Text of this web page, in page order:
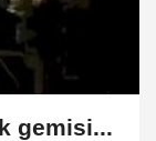
gemisi...